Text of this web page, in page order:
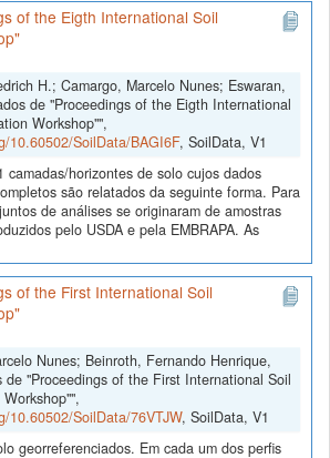
of the Eigth International Soil
H.; Camargo, Marcelo Nunes; Eswaran,
de "Proceedings of the Eigth International
Workshop"",
10.60502/SoilData/BAGI6F, SoilData, V1
camadas/horizontes de solo cujos dados
são relatados da seguinte forma. Para
de análises se originaram de amostras
pelo USDA e pela EMBRAPA. As
of the First International Soil
Nunes; Beinroth, Fernando Henrique,
de "Proceedings of the First International Soil
10.60502/SoilData/76VTJW, SoilData, V1
georreferenciados. Em cada um dos perfis